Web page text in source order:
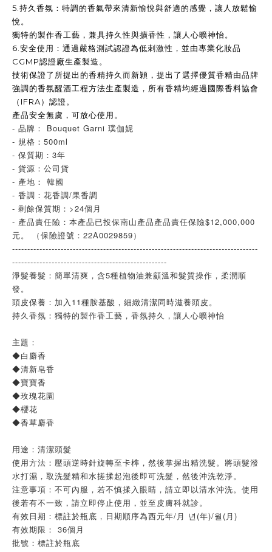
5. 持久香氛：特調的香氣帶來清新愉悅與舒適的感覺，讓人放鬆愉
悅。
獨特的製作香工藝，兼具持久性與擴香性，讓人心曠神怡。
6. 安全使用：通過嚴格測試認證為低刺激性，並由專業化妝品
CGMP認證廠生產製造。
技術保證了所提出的香精持久而新穎，提出了選擇優質香精由品牌
強調的香氛醒酒工程方法生產製造，所有香精均經過國際香料協會
（IFRA） 認證。
產品安全無虞，可放心使用。
- 品牌： Bouquet Garni 璞伽妮
- 規格：500ml
- 保質期：3年
- 貨源：公司貨
- 產地： 韓國
- 香調：花香調/果香調
- 剩餘保質期：>24個月
- 產品責任險：本產品已投保南山產品產品責任保險$12,000,000
元。 （保險證號：22A0029859）
---------------------------------------------------------------------------------
---------------------------------------------------
淨髮養髮：簡單清爽，含5種植物油兼顧溫和髮質操作，柔潤順
發。
頭皮保養：加入11種胺基酸，細緻清潔同時滋養頭皮。
持久香氛：獨特的製作香工藝，香氛持久，讓人心曠神怡
主題：
◆白麝香
◆清新皂香
◆寶寶香
◆玫瑰花園
◆櫻花
◆香草麝香
用途：清潔頭髮
使用方法：壓頭逆時針旋轉至卡榫，然後掌握出精洗髮。將頭髮潑
水打濕，取洗髮精和水搓揉起泡後即可洗髮，然後沖洗乾淨。
注意事項：不可內服，若不慎揉入眼睛，請立即以清水沖洗。使用
後若有不一致，請立即停止使用，並至皮膚科就診。
有效日期：標註於瓶底，日期順序為西元年/月 년(年)/월(月)
有效期限： 36個月
批號：標註於瓶底